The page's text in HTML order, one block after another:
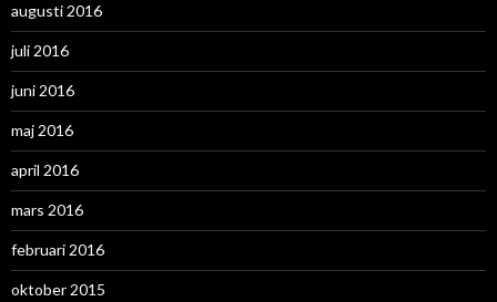
augusti 2016
juli 2016
juni 2016
maj 2016
april 2016
mars 2016
februari 2016
oktober 2015